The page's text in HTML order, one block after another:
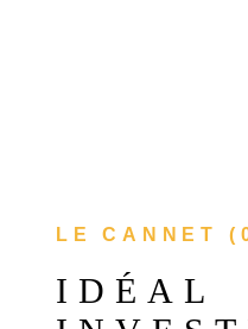
LE CANNET
IDÉAL